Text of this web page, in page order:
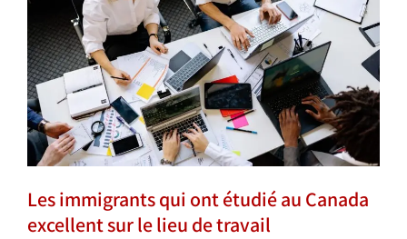
Les immigrants qui ont étudié au Canada
excellent sur le lieu de travail